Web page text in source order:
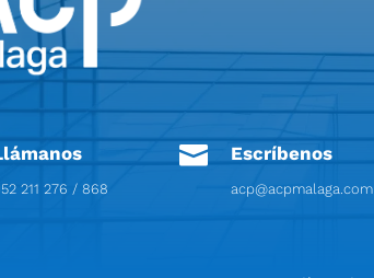
211 276 / 868
 Escríbenos
acp@acpmalaga.com